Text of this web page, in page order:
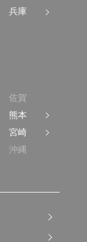
兵庫
佐賀
熊本
宮崎
沖縄